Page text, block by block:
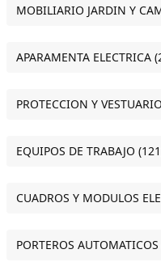
MOBILIARIO JARDIN Y
APARAMENTA ELECTRICA
PROTECCION Y
EQUIPOS DE TRABAJO
CUADROS Y MODULOS
PORTEROS